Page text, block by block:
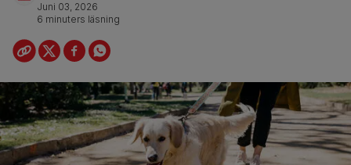
Juni 03, 2026
6 minuters läsning